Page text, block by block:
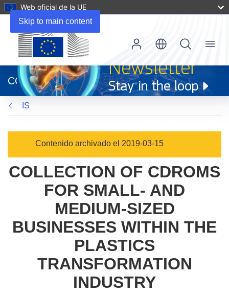
Skip to main content
Web oficial de la UE
abrirá
en
una
nueva
ventana)
CORDIS
Menu
IS
Contenido archivado el 2019-03-15
COLLECTION OF CDROMS
FOR SMALL- AND
MEDIUM-SIZED
BUSINESSES WITHIN THE
PLASTICS
TRANSFORMATION
INDUSTRY